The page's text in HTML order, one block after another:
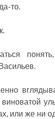
то.
или же ни